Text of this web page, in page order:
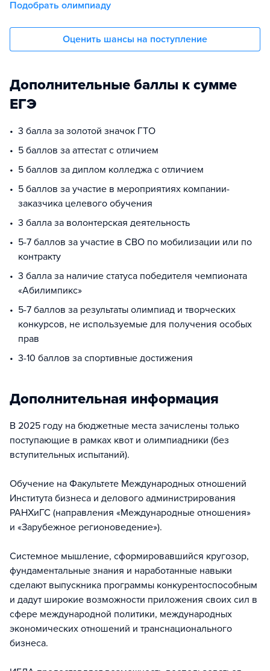
Подобрать олимпиаду
Оценить шансы на поступление
Дополнительные баллы к сумме
ЕГЭ
3 балла за золотой значок ГТО
5 баллов за аттестат с отличием
5 баллов за диплом колледжа с отличием
5 баллов за участие в мероприятиях компании-
заказчика целевого обучения
3 балла за волонтерская деятельность
5-7 баллов за участие в СВО по мобилизации или по
контракту
3 балла за наличие статуса победителя чемпионата
«Абилимпикс»
5-7 баллов за результаты олимпиад и творческих
конкурсов, не используемые для получения особых
прав
3-10 баллов за спортивные достижения
Дополнительная информация
В 2025 году на бюджетные места зачислены только
поступающие в рамках квот и олимпиадники (без
вступительных испытаний).
Обучение на Факультете Международных отношений
Института бизнеса и делового администрирования
РАНХиГС (направления «Международные отношения»
и «Зарубежное регионоведение»).
Системное мышление, сформировавшийся кругозор,
фундаментальные знания и наработанные навыки
сделают выпускника программы конкурентоспособным
и дадут широкие возможности приложения своих сил в
сфере международной политики, международных
экономических отношений и транснационального
бизнеса.